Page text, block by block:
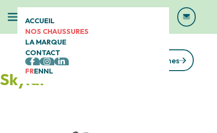
ACCUEIL
NOS CHAUSSURES
LA MARQUE
CONTACT
FRENNL
Skylar
Voir toutes les gammes